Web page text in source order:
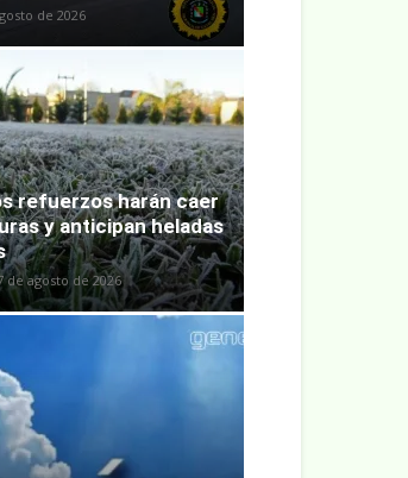
de 2026
refuerzos harán caer
y anticipan heladas
de agosto de 2026